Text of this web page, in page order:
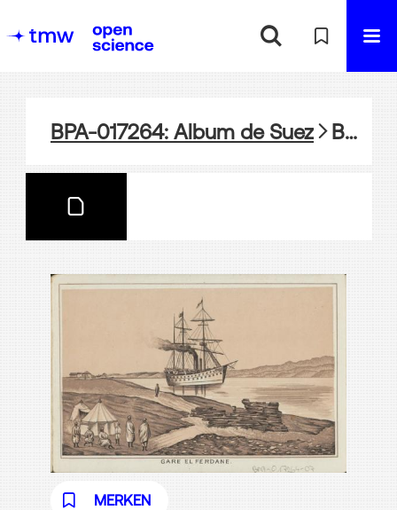
BPA-017264: Album de Suez BPA-017264-07: Kanalansicht bei El-Ferdan
MERKEN